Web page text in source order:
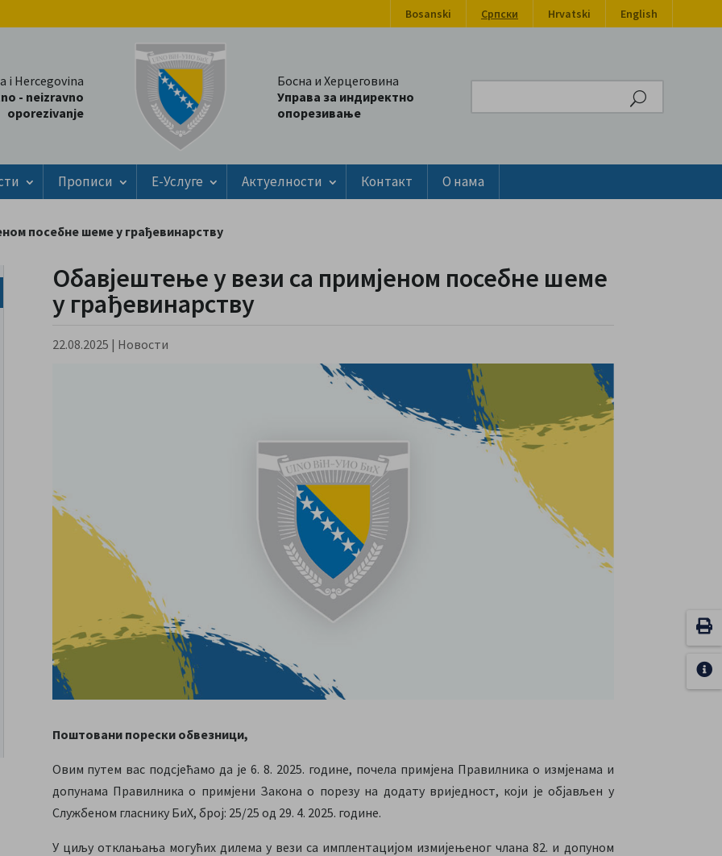
Bosanski Српски Hrvatski English
i Hercegovina
- neizravno
oporezivanje
Босна и Херцеговина
Управа за индиректно
опорезивање
Прописи Е-Услуге Актуелности Контакт О нама
посебне шеме у грађевинарству
Обавјештење у вези са примјеном посебне шеме
у грађевинарству
22.08.2025 | Новости
Поштовани порески обвезници,
Овим путем вас подсјећамо да је 6. 8. 2025. године, почела примјена Правилника о измјенама и
допунама Правилника о примјени Закона о порезу на додату вриједност, који је објављен у
Службеном гласнику БиХ, број: 25/25 од 29. 4. 2025. године.
У циљу отклањања могућих дилема у вези са имплентацијом измијењеног члана 82. и допуном